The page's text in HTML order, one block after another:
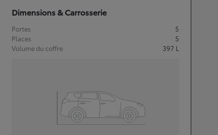
Dimensions & Carrosserie
Portes
5
Places
5
Volume du coffre
397 L